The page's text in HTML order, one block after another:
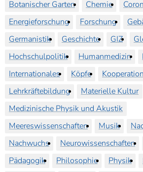
Botanischer Garten
Chemie
Energieforschung
Forschung
Germanistik
Geschichte GIZ
Hochschulpolitik
Humanmedizin
Internationales
Köpfe
Lehrkräftebildung
Materielle Kultur
Medizinische Physik und Akustik
Meereswissenschaften
Musik
Nachwuchs
Neurowissenschaften
Pädagogik
Philosophie Physik